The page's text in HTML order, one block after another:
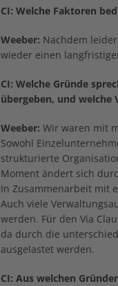
CI: Welche Faktoren
Weeber: Nachdem
wieder einen
CI: Welche Gründe
übergeben, und welche
Weeber: Wir waren mit
Sowohl
strukturierte
Moment ändert sich
In Zusammenarbeit mit
Auch viele
werden. Für den Via
da durch die
ausgelastet werden.
CI: Aus welchen